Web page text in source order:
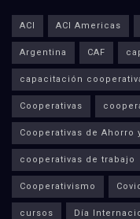
ACI ACI Americas
Argentina CAF
capacitación
Cooperativas
Cooperativas de Ahorro
cooperativas de trabajo
Cooperativismo
cursos Día